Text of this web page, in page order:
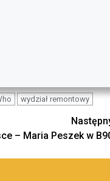
wydział remontowy
– Maria Peszek w